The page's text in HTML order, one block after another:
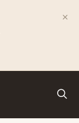
×